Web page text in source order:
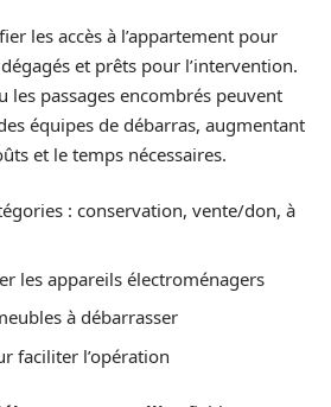
les accès à l’appartement pour
dégagés et prêts pour l’intervention.
les passages encombrés peuvent
équipes de débarras, augmentant
et le temps nécessaires.
: conservation, vente/don, à
les appareils électroménagers
à débarrasser
faciliter l’opération